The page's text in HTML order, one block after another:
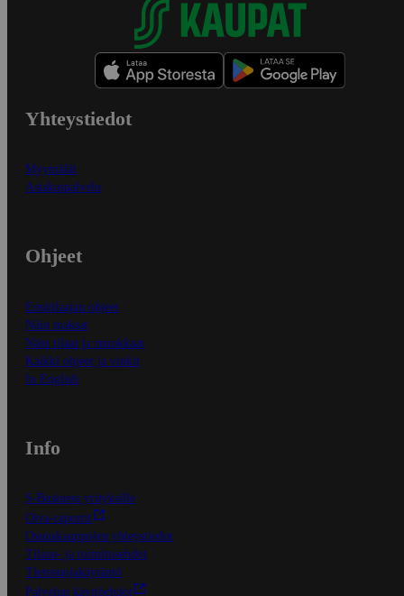
Yhteystiedot
Myymälät
Asiakaspalvelu
Ohjeet
Ensitilaajan ohjeet
Näin maksat
Näin tilaat ja muokkaat
Kaikki ohjeet ja vinkit
In English
Info
S-Business yrityksille
Oiva-raportit
Osuuskauppojen yhteystiedot
Tilaus- ja toimitusehdot
Tietosuojakäytäntö
Palvelun käyttöehdot